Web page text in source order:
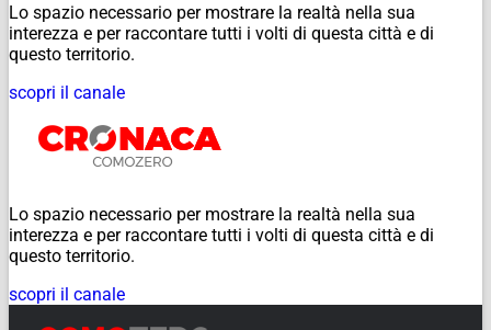
Lo spazio necessario per mostrare la realtà nella sua
interezza e per raccontare tutti i volti di questa città e di
questo territorio.
scopri il canale
Lo spazio necessario per mostrare la realtà nella sua
interezza e per raccontare tutti i volti di questa città e di
questo territorio.
scopri il canale